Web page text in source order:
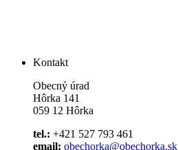
Kontakt
Obecný úrad
Hôrka 141
059 12 Hôrka
tel.: +421 527 793 461
email: obechorka@obechorka.sk